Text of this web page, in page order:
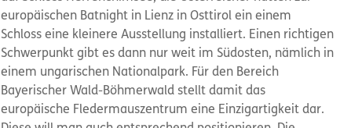
europäischen Batnight in Lienz in Osttirol ein einem
Schloss eine kleinere Ausstellung installiert. Einen richtigen
Schwerpunkt gibt es dann nur weit im Südosten, nämlich in
einem ungarischen Nationalpark. Für den Bereich
Bayerischer Wald-Böhmerwald stellt damit das
europäische Fledermauszentrum eine Einzigartigkeit dar.